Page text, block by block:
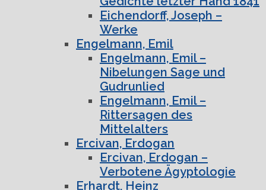
Eichendorff, Joseph –
Werke
Engelmann, Emil
Engelmann, Emil –
Nibelungen Sage und
Gudrunlied
Engelmann, Emil –
Rittersagen des
Mittelalters
Ercivan, Erdogan
Ercivan, Erdogan –
Verbotene Ägyptologie
Erhardt, Heinz